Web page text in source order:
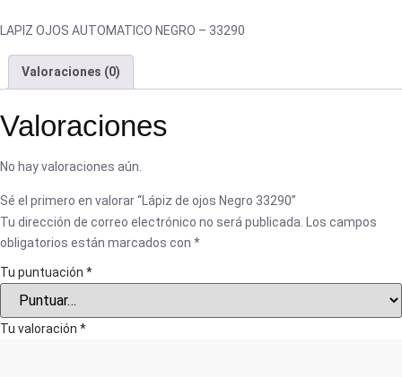
LAPIZ OJOS AUTOMATICO NEGRO – 33290
Valoraciones (0)
Valoraciones
No hay valoraciones aún.
Sé el primero en valorar “Lápiz de ojos Negro 33290”
Tu dirección de correo electrónico no será publicada.
Los campos
obligatorios están marcados con *
Tu puntuación *
Tu valoración *